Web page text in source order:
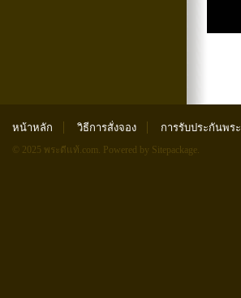
หน้าหลัก วิธีการสั่งจอง การรับประกันพระ
© 2025 พระดีแท้.com. Powered by Sitepackage.